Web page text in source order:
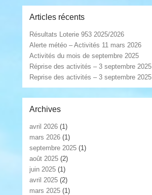
Articles récents
Résultats Loterie 953 2025/2026
Alerte météo – Activités 11 mars 2026
Activités du mois de septembre 2025
Réprise des activités – 3 septembre 2025
Reprise des activités – 3 septembre 2025
Archives
avril 2026 (1)
mars 2026 (1)
septembre 2025 (1)
août 2025 (2)
juin 2025 (1)
avril 2025 (2)
mars 2025 (1)